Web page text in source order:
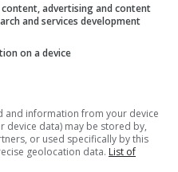
advertising and content
and services development
on a device
and information from your device
device data) may be stored by,
or used specifically by this
geolocation data. List of